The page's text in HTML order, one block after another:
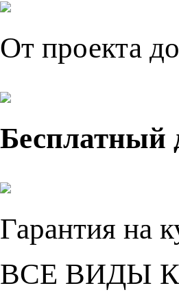
От проекта
Бесплатный
Гарантия на
ВСЕ ВИДЫ